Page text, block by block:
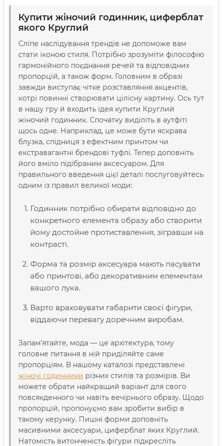
Купити жіночий годинник, циферблат
якого Круглий
Сліпе наcлідування трендів не допоможе вам
стати іконою стиля. Потрібно зрозуміти філософію
гармонійного поєднання речей та відповідних
пропорцій, а також форм. Головним в образі
завжди виступає чітке розставляння акцентів,
котрі повинні створювати цілісну картину. Ось тут
в нашу гру й входить ідея купити Круглий
жіночий годинник. Спочатку виділіть в аутфіті
щось одне. Наприклад, це може бути яскрава
блузка, спідниця з ефектним принтом чи
екстравагантні брендові туфлі. Тепер доповніть
його вміло підібраним аксесуаром. Для
правильного введення цієї деталі послуговуйтесь
одним із правил великої моди:
Годинник потрібно обирати відповідно до
конкретного елемента образу або створити
йому достойне протиставлення, зігравши на
контрасті.
Форма та розмір аксесуара мають пасувати
або принтові, або декоративним елементам
вашого лука.
Варто враховувати габарити своєї фігури,
віддаючи перевагу доречним виробам.
Запам’ятайте, мода — це архітектура, тому
головне питання в ній приділяйте саме
пропорціям. В нашому каталозі представлені
жіночі годинники різних стилів та розмірів. Ви
можете обрати найкращий варіант для свого
повсякденного чи навіть вечірнього образу. Щодо
пропорцій, пропонуємо вам зробити вибір в
такому керунку. Пишні форми доповніть
масивними аксесуари, циферблат яких Круглий.
Натомість витонченість фігури підкресліть